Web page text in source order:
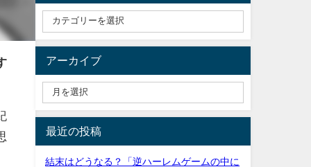
アーカイブ
最近の投稿
結末はどうなる？「逆ハーレムゲームの中に